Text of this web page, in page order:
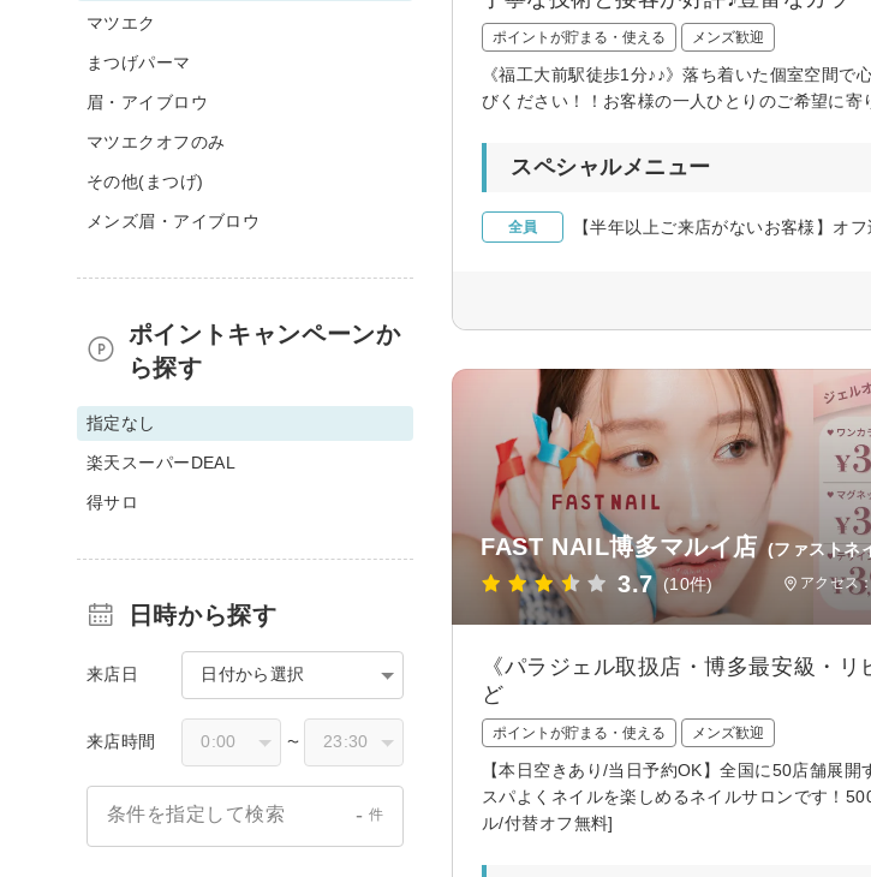
ポイントが貯まる・使える メンズ歓迎
《福工大前駅徒歩1分♪♪》落ち着いた個室空間
びください！！お客様の一人ひとりのご希望に
スペシャルメニュー
全員 【半年以上ご来店がないお客様】オ
FAST NAIL博多マルイ店 (ファストネ
3.7 (10件) アクセス
《パラジェル取扱店・博多最安級・
ど
ポイントが貯まる・使える メンズ歓迎
【本日空きあり/当日予約OK】全国に50店舗展
スパよくネイルを楽しめるネイルサロンです！
ル/付替オフ無料]
マツエク
まつげパーマ
眉・アイブロウ
マツエクオフのみ
その他(まつげ)
メンズ眉・アイブロウ
ポイントキャンペーンか
ら探す
指定なし
楽天スーパーDEAL
得サロ
日時から探す
来店日 日付から選択
来店時間 〜
条件を指定して検索 - 件